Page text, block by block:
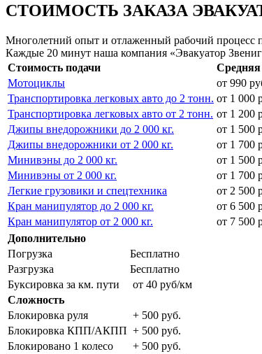
СТОИМОСТЬ ЗАКАЗА
Многолетний опыт и отлаженный рабочий процесс
Каждые 20 минут наша компания «Эвакуатор
Стоимость подачи
Средняя
Мотоциклы
от 990
Транспортировка легковых авто до 2 тонн. от 1 000
Транспортировка легковых авто от 2 тонн. от 1 200
Джипы внедорожники до 2 000 кг.
от 1 500
Джипы внедорожники от 2 000 кг.
от 1 700
Минивэны до 2 000 кг.
от 1 500
Минивэны от 2 000 кг.
от 1 700
Легкие грузовики и спецтехника
от 2 500
Кран манипулятор до 2 000 кг.
от 6 500
Кран манипулятор от 2 000 кг.
от 7 500
Дополнительно
Погрузка
Бесплатно
Разгрузка
Бесплатно
Буксировка за км. пути
от 40 руб/км
Сложность
Блокировка руля
+ 500 руб.
Блокировка КПП/АКПП + 500 руб.
Блокировано 1 колесо
+ 500 руб.